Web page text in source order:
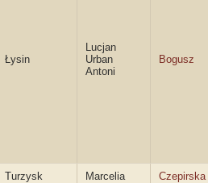
Łysin
Lucjan
Urban
Antoni
Bogusz
Turzysk Marcelia Czepirska